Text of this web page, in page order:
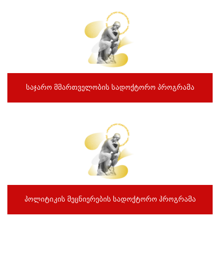
საჯარო მმართველობის სადოქტორო პროგრამა
პოლიტიკის მეცნიერების სადოქტორო პროგრამა